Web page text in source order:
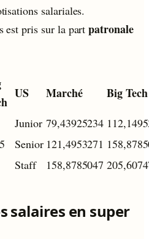
salariales.
est pris sur la partpatronale
US Marché Big Tech
Junior 79,43925234
Senior 121,4953271
Staff 158,8785047
salaires en super